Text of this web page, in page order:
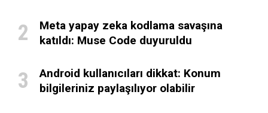
Meta yapay zeka kodlama savaşına
katıldı: Muse Code duyuruldu
Android kullanıcıları dikkat: Konum
bilgileriniz paylaşılıyor olabilir